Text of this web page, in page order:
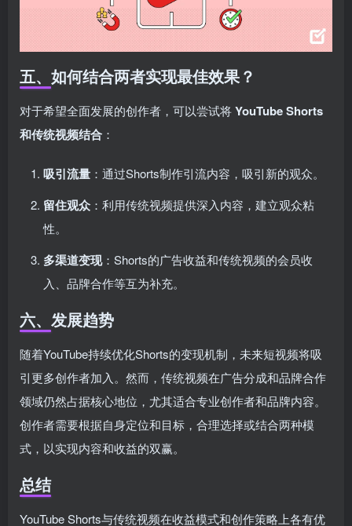
五、如何结合两者实现最佳效果？
对于希望全面发展的创作者，可以尝试将YouTube Shorts
和传统视频结合 ：
吸引流量 ：通过Shorts制作引流内容，吸引新的观众。
留住观众 ：利用传统视频提供深入内容，建立观众粘
性。
多渠道变现：Shorts的广告收益和传统视频的会员收
入、品牌合作等互为补充。
六、发展趋势
随着YouTube持续优化Shorts的变现机制，未来短视频将吸
引更多创作者加入。然而，传统视频在广告分成和品牌合作
领域仍然占据核心地位，尤其适合专业创作者和品牌内容。
创作者需要根据自身定位和目标，合理选择或结合两种模
式，以实现内容和收益的双赢。
总结
YouTube Shorts与传统视频在收益模式和创作策略上各有优